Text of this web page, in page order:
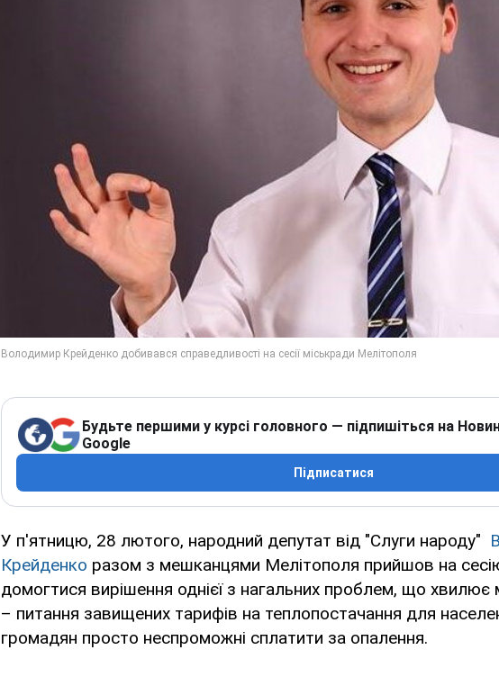
Будьте першими у курсі головного — підпишіться на
Google
Підписатися
У п'ятницю, 28 лютого, народний депутат від "Слуги народу"
Крейденко разом з мешканцями Мелітополя прийшов на
домогтися вирішення однієї з нагальних проблем, що хвилює
– питання завищених тарифів на теплопостачання для
громадян просто неспроможні сплатити за опалення.